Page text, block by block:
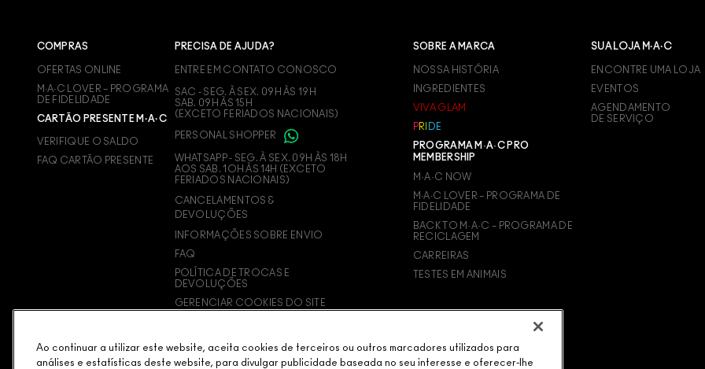
COMPRAS
OFERTAS ONLINE
M∙A∙C LOVER – PROGRAMA
DE FIDELIDADE
CARTÃO PRESENTE M·A·C
VERIFIQUE O SALDO
FAQ CARTÃO PRESENTE
PRECISA DE AJUDA?
ENTRE EM CONTATO CONOSCO
SAC - SEG. À SEX. 09H ÀS 19H
SAB. 09H ÀS 15H
(EXCETO FERIADOS NACIONAIS)
PERSONAL SHOPPER
WHATSAPP - SEG. À SEX. 09H ÀS 18H
AOS SAB. 1OH ÀS 14H (EXCETO
FERIADOS NACIONAIS)
CANCELAMENTOS &
DEVOLUÇÕES
INFORMAÇÕES SOBRE ENVIO
FAQ
POLÍTICA DE TROCAS E
DEVOLUÇÕES
GERENCIAR COOKIES DO SITE
SOBRE A MARCA
NOSSA HISTÓRIA
INGREDIENTES
VIVA GLAM
PR D E
PROGRAMA M·A·C PRO
MEMBERSHIP
M·A·C NOW
M∙A∙C LOVER – PROGRAMA DE
FIDELIDADE
BACK TO M·A·C – PROGRAMA DE
RECICLAGEM
CARREIRAS
TESTES EM ANIMAIS
SUA LOJA M·A·C
ENCONTRE UMA LOJA
EVENTOS
AGENDAMENTO
DE SERVIÇO
Ao continuar a utilizar este website, aceita cookies de terceiros ou outros marcadores utilizados para
análises e estatísticas deste website, para divulgar publicidade baseada no seu interesse e oferecer-lhe